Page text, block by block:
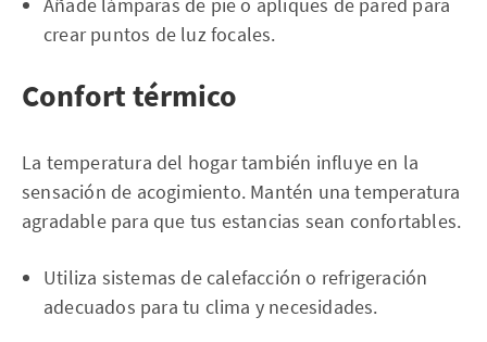
crear puntos de luz focales.
Confort térmico
La temperatura del hogar también influye en la
sensación de acogimiento. Mantén una temperatura
agradable para que tus estancias sean confortables.
Utiliza sistemas de calefacción o refrigeración
adecuados para tu clima y necesidades.